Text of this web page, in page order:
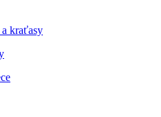
kraťasy